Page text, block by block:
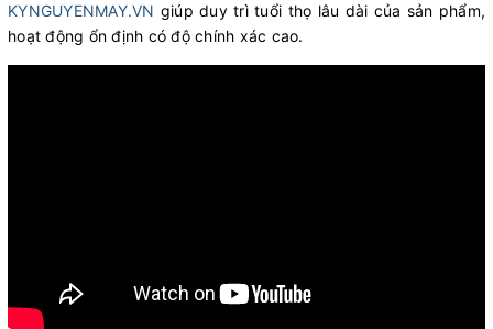
KYNGUYENMAY.VN giúp duy trì tuổi thọ lâu dài của sản phẩm,
hoạt động ổn định có độ chính xác cao.